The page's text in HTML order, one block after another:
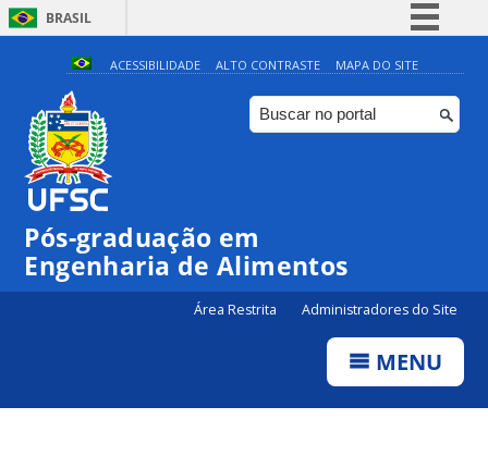
BRASIL
Simplifique!
Comunica BR
Participe
ACESSIBILIDADE ALTO CONTRASTE MAPA DO SITE
Pós-graduação em
Engenharia de Alimentos
Área Restrita Administradores do Site
MENU